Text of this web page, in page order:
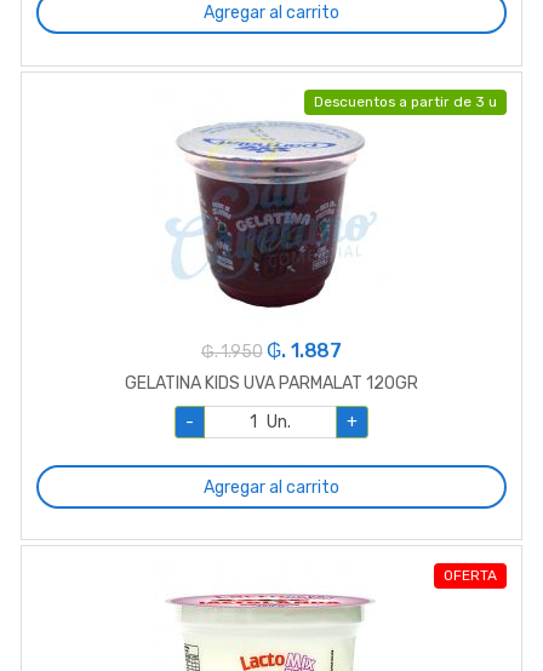
Agregar al carrito
Descuentos a partir de 3 u
₲. 1.950 ₲. 1.887
GELATINA KIDS UVA PARMALAT 120GR
-
Un. +
Agregar al carrito
OFERTA